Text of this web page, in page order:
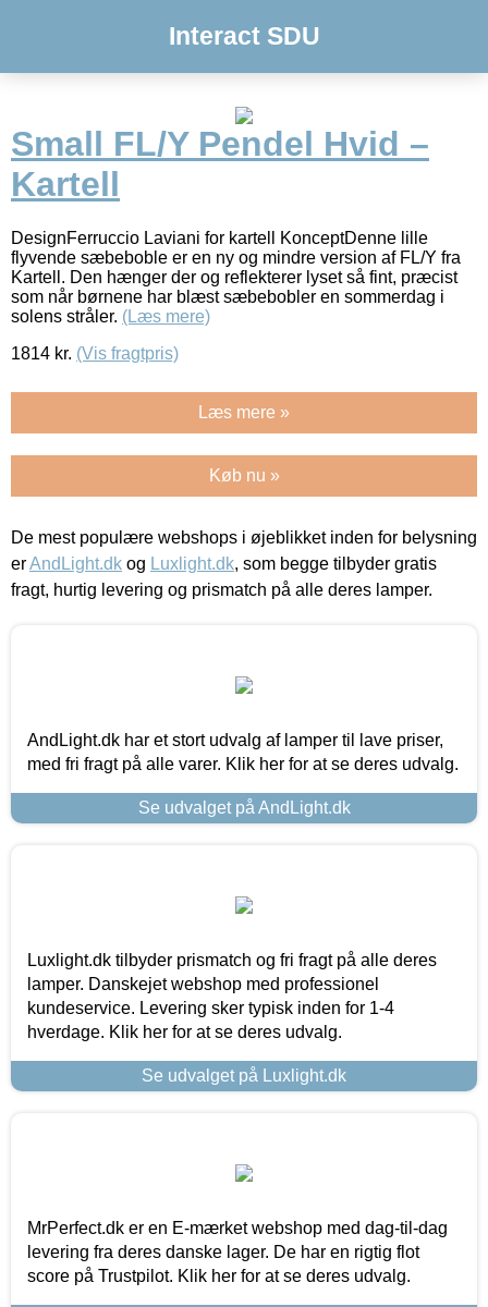
Interact SDU
Small FL/Y Pendel Hvid –
Kartell
DesignFerruccio Laviani for kartell KonceptDenne lille
flyvende sæbeboble er en ny og mindre version af FL/Y fra
Kartell. Den hænger der og reflekterer lyset så fint, præcist
som når børnene har blæst sæbebobler en sommerdag i
solens stråler. (Læs mere)
1814 kr. (Vis fragtpris)
Læs mere »
Køb nu »
De mest populære webshops i øjeblikket inden for belysning
erAndLight.dk og Luxlight.dk, som begge tilbyder gratis
fragt, hurtig levering og prismatch på alle deres lamper.
AndLight.dk har et stort udvalg af lamper til lave priser,
med fri fragt på alle varer. Klik her for at se deres udvalg.
Se udvalget på AndLight.dk
Luxlight.dk tilbyder prismatch og fri fragt på alle deres
lamper. Danskejet webshop med professionel
kundeservice. Levering sker typisk inden for 1-4
hverdage. Klik her for at se deres udvalg.
Se udvalget på Luxlight.dk
MrPerfect.dk er en E-mærket webshop med dag-til-dag
levering fra deres danske lager. De har en rigtig flot
score på Trustpilot. Klik her for at se deres udvalg.